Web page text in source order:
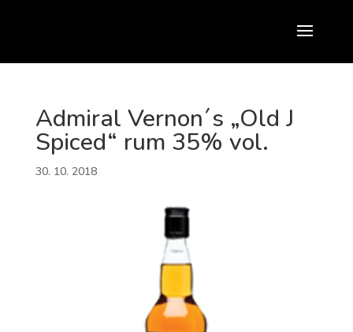
Admiral Vernon´s „Old J
Spiced“ rum 35% vol.
30. 10. 2018